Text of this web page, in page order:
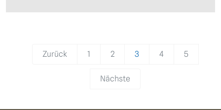
Zurück 1 2 3 4 5
Nächste